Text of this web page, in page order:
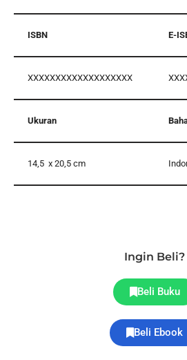
ISBN E-
XXXXXXXXXXXXXXXXXXX
Ukuran
14,5 x 20,5 cm
Ingin Beli?
Beli Buku
Beli Ebook